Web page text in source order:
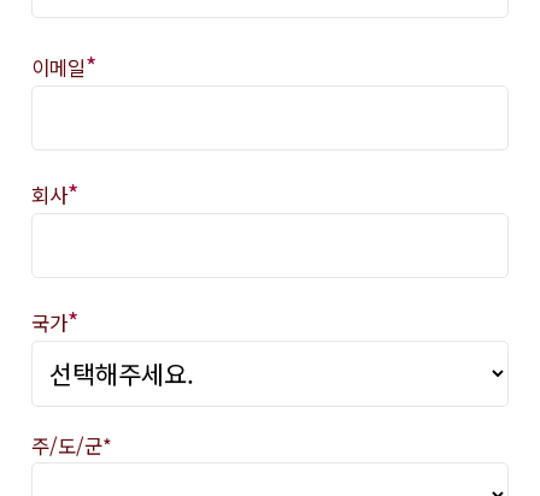
이메일*
회사*
국가*
주/도/군*